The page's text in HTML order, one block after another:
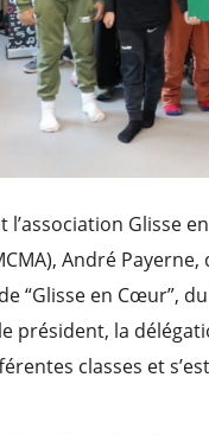
Glisse
André
“Glisse en Cœur”,
président, la
classes et